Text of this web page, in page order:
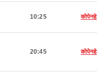
10:25
20:45